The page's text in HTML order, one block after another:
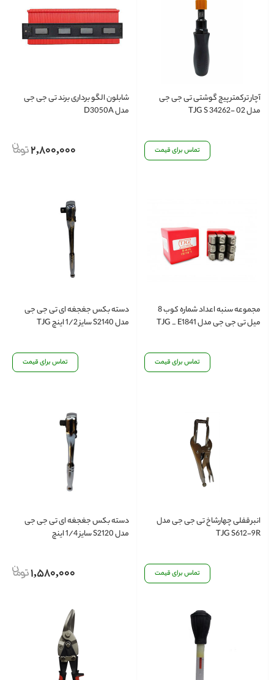
آچار ترکمتر پیچ گوشتی تی جی جی
مدل 02 -TJG S 34262
تماس برای قیمت
شابلون الگو برداری برند تی جی جی
مدل D3050A
2,800,000
مجموعه سنبه اعداد شماره کوب 8
میل تی جی جی مدل TJG _ E1841
تماس برای قیمت
دسته بکس جغجغه ای تی جی جی
مدل S2140 سایز 1/2 اینچ TJG
تماس برای قیمت
انبرقفلی چهارشاخ تی جی جی مدل
TJG S612-9R
تماس برای قیمت
دسته بکس جغجغه ای تی جی جی
مدل S2120 سایز 1/4 اینچ
1,580,000